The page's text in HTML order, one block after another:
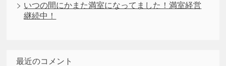
いつの間にかまた満室になってました！満室経営
継続中！
最近のコメント